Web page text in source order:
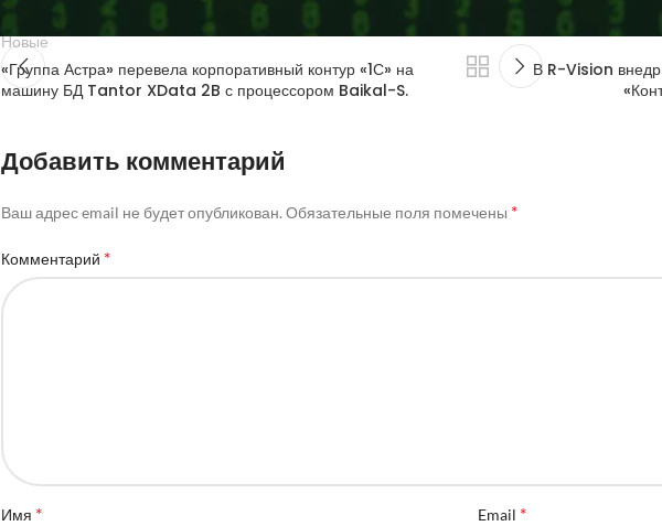
Новые
«Группа Астра» перевела корпоративный контур «1С» на
машину БД Tantor XData 2B с процессором Baikal-S.
В R-Vision
Добавить комментарий
Ваш адрес email не будет опубликован. Обязательные поля помечены *
Комментарий *
Имя * Email *